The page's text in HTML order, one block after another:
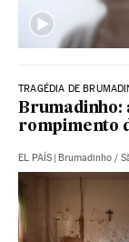
TRAGÉDIA DE
Brumadinho:
rompimento
EL PAÍS | Brumadinho /